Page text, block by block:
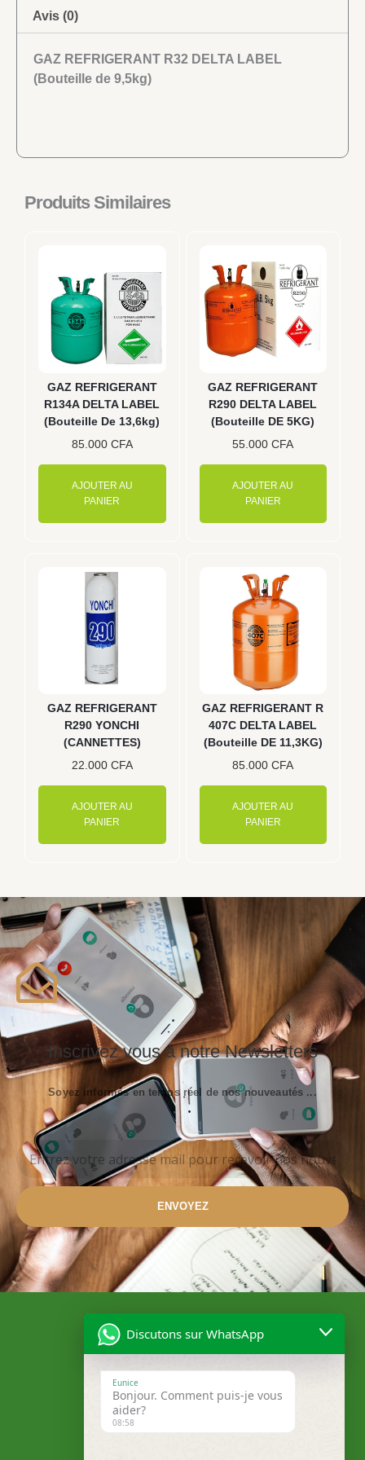
Avis (0)
GAZ REFRIGERANT R32 DELTA LABEL
(Bouteille de 9,5kg)
Produits Similaires
GAZ REFRIGERANT
R134A DELTA LABEL
(Bouteille De 13,6kg)
85.000 CFA
AJOUTER AU
PANIER
GAZ REFRIGERANT
R290 DELTA LABEL
(Bouteille DE 5KG)
55.000CFA
AJOUTER AU
PANIER
GAZ REFRIGERANT
R290 YONCHI
(CANNETTES)
22.000 CFA
AJOUTER AU
PANIER
GAZ REFRIGERANT R
407C DELTA LABEL
(Bouteille DE 11,3KG)
85.000CFA
AJOUTER AU
PANIER
Inscrivez vous à notre Newsletters
Soyez informés en temps réel de nos nouveautés ...
ENVOYEZ
Discutons sur WhatsApp
Eunice
Bonjour. Comment puis-je vous
aider?
08:58